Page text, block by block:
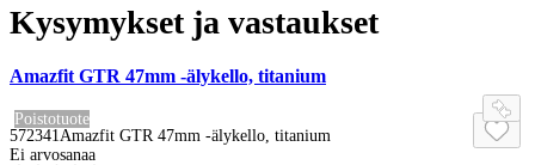
Kysymykset ja vastaukset
Amazfit GTR 47mm -älykello, titanium
Poistotuote
572341 Amazfit GTR 47mm -älykello, titanium
Ei arvosanaa